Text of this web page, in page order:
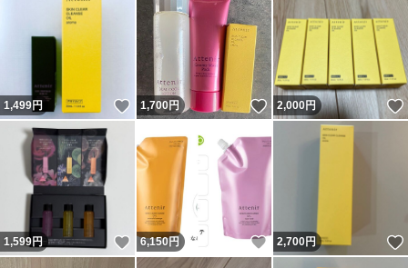
1,499円 いいね！
1,700円 いいね！
2,000円
1,599円 いいね！
6,150円 いいね！
2,700円